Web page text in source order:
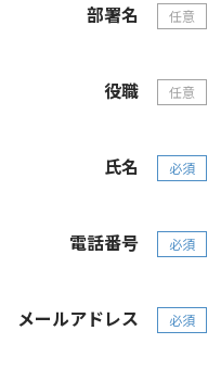
部署名 任意
役職 任意
氏名 必須
電話番号 必須
メールアドレス 必須